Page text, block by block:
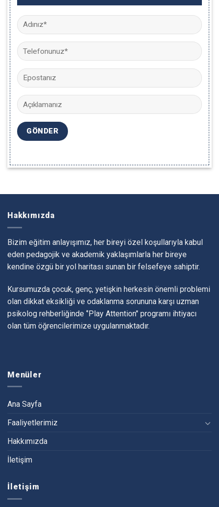
Hakkımızda
Bizim eğitim anlayışımız, her bireyi özel koşullarıyla kabul
eden pedagojik ve akademik yaklaşımlarla her bireye
kendine özgü bir yol haritası sunan bir felsefeye sahiptir.
Kursumuzda çocuk, genç, yetişkin herkesin önemli problemi
olan dikkat eksikliği ve odaklanma sorununa karşı uzman
psikolog rehberliğinde ‘’Play Attention" programı ihtiyacı
olan tüm öğrencilerimize uygulanmaktadır.
Menüler
Ana Sayfa
Faaliyetlerimiz
Hakkımızda
İletişim
İletişim